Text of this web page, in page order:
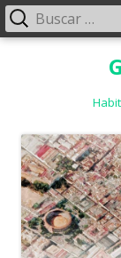
Menú